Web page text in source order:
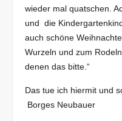
wieder mal quatschen.
und die
auch schöne
Wurzeln und zum
denen das bitte.“
Das tue ich hiermit und
Borges Neubauer